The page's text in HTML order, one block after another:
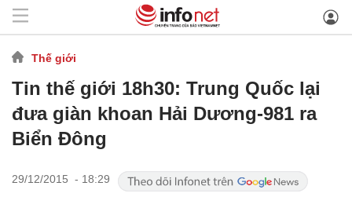
Thế giới
Tin thế giới 18h30: Trung Quốc lại
đưa giàn khoan Hải Dương-981 ra
Biển Đông
29/12/2015 - 18:29